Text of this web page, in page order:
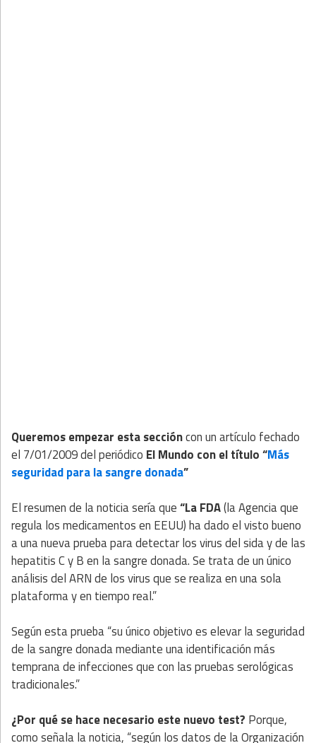
Queremos empezar esta seccióncon un artículo fechado
el 7/01/2009 del periódico El Mundo con el título “Más
seguridad para la sangre donada”
El resumen de la noticia sería que“La FDA(la Agencia que
regula los medicamentos en EEUU) ha dado el visto bueno
a una nueva prueba para detectar los virus del sida y de las
hepatitis C y B en la sangre donada. Se trata de un único
análisis del ARN de los virus que se realiza en una sola
plataforma y en tiempo real.”
Según esta prueba “su único objetivo es elevar la seguridad
de la sangre donada mediante una identificación más
temprana de infecciones que con las pruebas serológicas
tradicionales.”
¿Por qué se hace necesario este nuevo test? Porque,
como señala la noticia, “según los datos de la Organización